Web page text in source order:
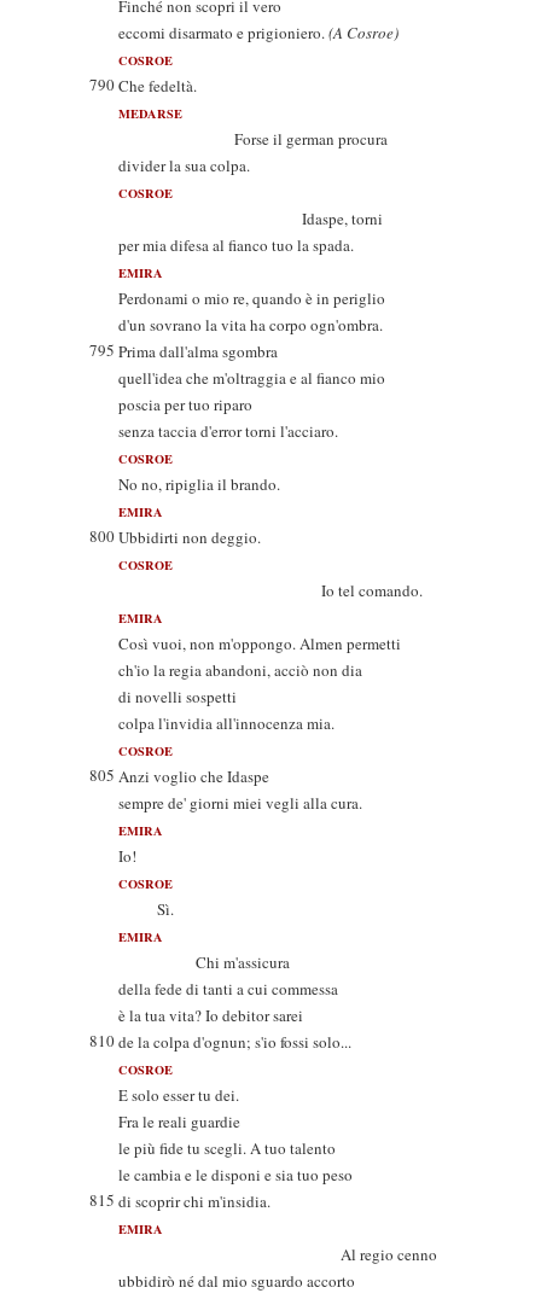
Finché non scopri il vero
eccomi disarmato e prigioniero.(A Cosroe)
COSROE
790Che fedeltà.
MEDARSE
Forse il german procura
divider la sua colpa.
COSROE
Idaspe, torni
per mia difesa al fianco tuo la spada.
EMIRA
Perdonami o mio re, quando è in periglio
d'un sovrano la vita ha corpo ogn'ombra.
795 Prima dall'alma sgombra
quell'idea che m'oltraggia e al fianco mio
poscia per tuo riparo
senza taccia d'error torni l'acciaro.
COSROE
No no, ripiglia il brando.
EMIRA
800Ubbidirti non deggio.
COSROE
Io tel comando.
EMIRA
Così vuoi, non m'oppongo. Almen permetti
ch'io la regia abandoni, acciò non dia
di novelli sospetti
colpa l'invidia all'innocenza mia.
COSROE
805 Anzi voglio che Idaspe
sempre de' giorni miei vegli alla cura.
EMIRA
Io!
COSROE
Sì.
EMIRA
Chi m'assicura
della fede di tanti a cui commessa
è la tua vita? Io debitor sarei
810de la colpa d'ognun; s'io fossi solo...
COSROE
E solo esser tu dei.
Fra le reali guardie
le più fide tu scegli. A tuo talento
le cambia e le disponi e sia tuo peso
815 di scoprir chi m'insidia.
EMIRA
Al regio cenno
ubbidirò né dal mio sguardo accorto